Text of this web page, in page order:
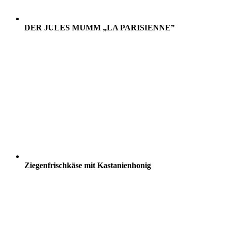
DER JULES MUMM „LA PARISIENNE”
Ziegenfrischkäse mit Kastanienhonig